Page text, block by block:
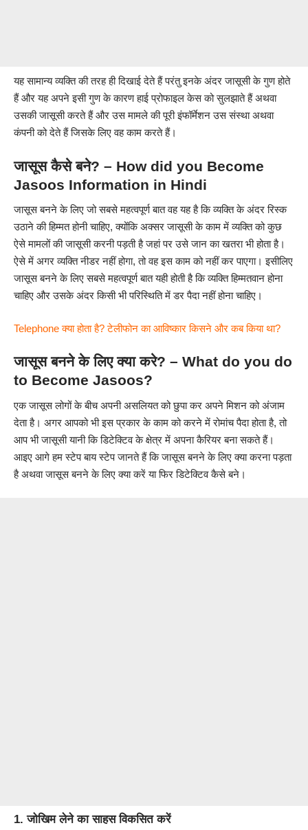
यह सामान्य व्यक्ति की तरह ही दिखाई देते हैं परंतु इनके अंदर जासूसी के गुण होते
हैं और यह अपने इसी गुण के कारण हाई प्रोफाइल केस को सुलझाते हैं अथवा
उसकी जासूसी करते हैं और उस मामले की पूरी इंफॉर्मेशन उस संस्था अथवा
कंपनी को देते हैं जिसके लिए वह काम करते हैं।
जासूस कैसे बने? – How did you Become
Jasoos Information in Hindi
जासूस बनने के लिए जो सबसे महत्वपूर्ण बात वह यह है कि व्यक्ति के अंदर रिस्क
उठाने की हिम्मत होनी चाहिए, क्योंकि अक्सर जासूसी के काम में व्यक्ति को कुछ
ऐसे मामलों की जासूसी करनी पड़ती है जहां पर उसे जान का खतरा भी होता है।
ऐसे में अगर व्यक्ति नीडर नहीं होगा, तो वह इस काम को नहीं कर पाएगा। इसीलिए
जासूस बनने के लिए सबसे महत्वपूर्ण बात यही होती है कि व्यक्ति हिम्मतवान होना
चाहिए और उसके अंदर किसी भी परिस्थिति में डर पैदा नहीं होना चाहिए।
Telephone क्या होता है? टेलीफोन का आविष्कार किसने और कब किया था?
जासूस बनने के लिए क्या करे? – What do you do
to Become Jasoos?
एक जासूस लोगों के बीच अपनी असलियत को छुपा कर अपने मिशन को अंजाम
देता है। अगर आपको भी इस प्रकार के काम को करने में रोमांच पैदा होता है, तो
आप भी जासूसी यानी कि डिटेक्टिव के क्षेत्र में अपना कैरियर बना सकते हैं।
आइए आगे हम स्टेप बाय स्टेप जानते हैं कि जासूस बनने के लिए क्या करना पड़ता
है अथवा जासूस बनने के लिए क्या करें या फिर डिटेक्टिव कैसे बने।
1. जोखिम लेने का साहस विकसित करें